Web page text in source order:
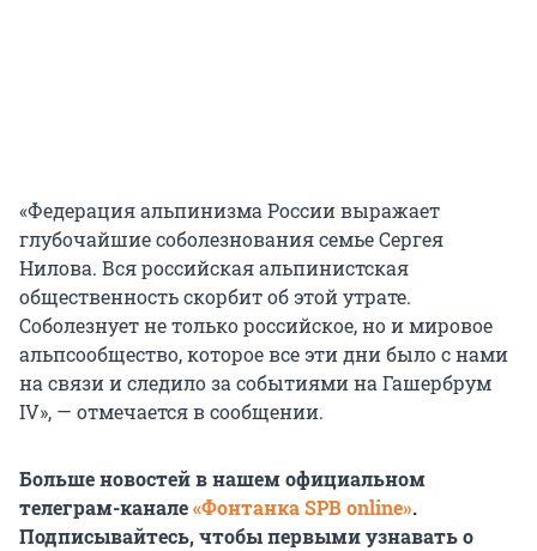
«Федерация альпинизма России выражает
глубочайшие соболезнования семье Сергея
Нилова. Вся российская альпинистская
общественность скорбит об этой утрате.
Соболезнует не только российское, но и мировое
альпсообщество, которое все эти дни было с нами
на связи и следило за событиями на Гашербрум
IV», — отмечается в сообщении.
Больше новостей в нашем официальном
телеграм-канале«Фонтанка SPB online».
Подписывайтесь, чтобы первыми узнавать о